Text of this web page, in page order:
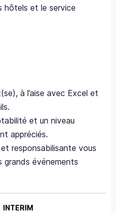
hôtels et le service
à l’aise avec Excel et
et un niveau
appréciés.
responsabilisante vous
grands événements
INTERIM